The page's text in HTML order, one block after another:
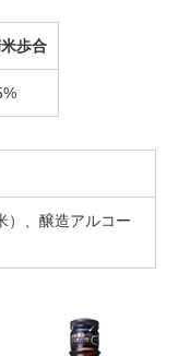
歩合
）、醸造アルコー